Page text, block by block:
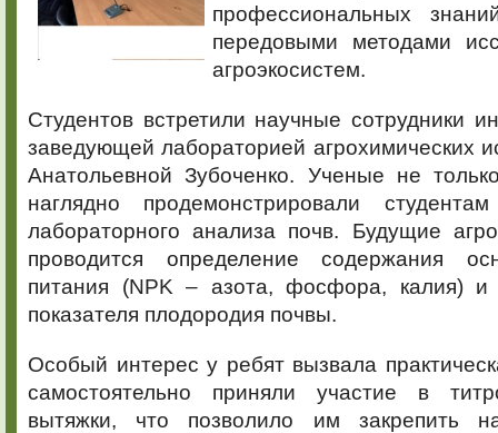
профессиональных
передовыми методами
агроэкосистем.
Студентов встретили научные сотрудники
заведующей лабораторией агрохимических
Анатольевной Зубоченко. Ученые не
наглядно продемонстрировали
лабораторного анализа почв. Будущие
проводится определение содержания
питания (NPK – азота, фосфора, калия) и
показателя плодородия почвы.
Особый интерес у ребят вызвала
самостоятельно приняли участие в
вытяжки, что позволило им закрепить